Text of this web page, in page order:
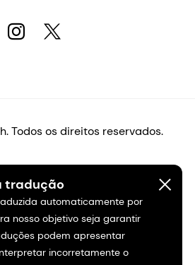
tradução
automaticamente por
nosso objetivo seja garantir
podem apresentar
incorretamente o
Todos os direitos reservados.